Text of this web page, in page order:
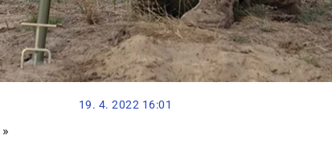
19. 4. 2022 16:01
»